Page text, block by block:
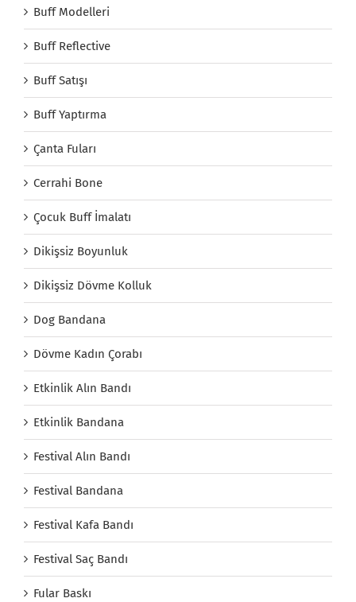
Buff Modelleri
Buff Reflective
Buff Satışı
Buff Yaptırma
Çanta Fuları
Cerrahi Bone
Çocuk Buff İmalatı
Dikişsiz Boyunluk
Dikişsiz Dövme Kolluk
Dog Bandana
Dövme Kadın Çorabı
Etkinlik Alın Bandı
Etkinlik Bandana
Festival Alın Bandı
Festival Bandana
Festival Kafa Bandı
Festival Saç Bandı
Fular Baskı